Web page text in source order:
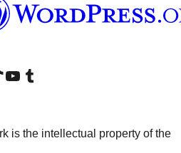
багыңызбаш багыңыз
TikTok account
Visit our YouTube channel
Visit our Tumblr account
is the intellectual property of the